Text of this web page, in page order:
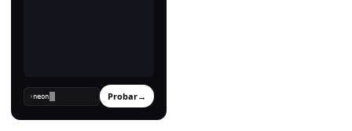
› Probar→